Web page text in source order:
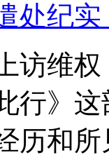
纪实
访维
行》
历和